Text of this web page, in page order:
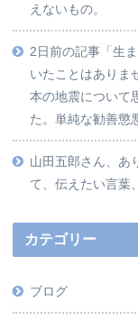
えないもの。
2日前の記事「生
いたことはありま
本の地震について
た。単純な勧善懲
山田五郎さん、あ
て、伝えたい言葉
カテゴリー
ブログ